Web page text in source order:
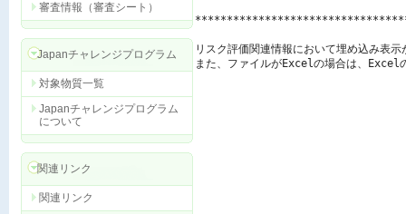
審査情報（審査シート）
Japanチャレンジプログラム
対象物質一覧
Japanチャレンジプログラム
について
関連リンク
関連リンク
リスク評価関連情報において埋め込み表
また、ファイルがExcelの場合は、Excel